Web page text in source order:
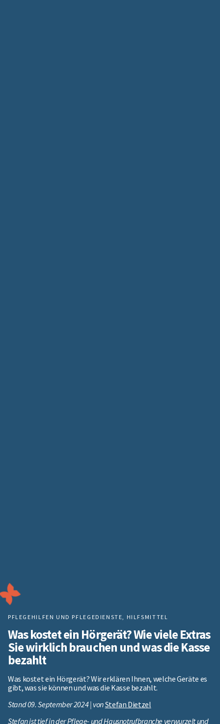
PFLEGEHILFEN UND PFLEGEDIENSTE HILFSMITTEL
Was kostet ein Hörgerät? Wie viele Extras
Sie wirklich brauchen und was die Kasse
bezahlt
Was kostet ein Hörgerät? Wir erklären Ihnen, welche Geräte es
gibt, was sie können und was die Kasse bezahlt.
Stand 09. September 2024 | vonStefan Dietzel
Stefan ist tief in der Pflege- und Hausnotrufbranche verwurzelt und